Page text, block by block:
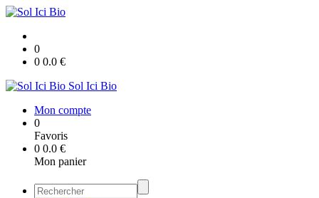
0
0 0.0 €
Sol Ici Bio
Mon compte
0
Favoris
0 0.0 €
Mon panier